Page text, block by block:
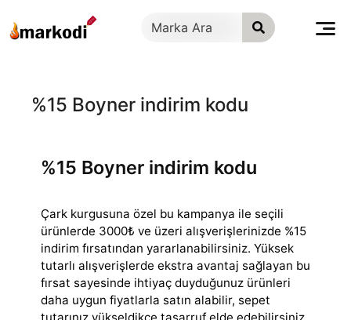
geç
%15 Boyner indirim kodu
%15 Boyner indirim kodu
Çark kurgusuna özel bu kampanya ile seçili
ürünlerde 3000₺ ve üzeri alışverişlerinizde %15
indirim fırsatından yararlanabilirsiniz. Yüksek
tutarlı alışverişlerde ekstra avantaj sağlayan bu
fırsat sayesinde ihtiyaç duyduğunuz ürünleri
daha uygun fiyatlarla satın alabilir, sepet